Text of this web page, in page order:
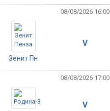
08/08/2026 16:00
Зенит Пн
V
08/08/2026 17:00
V